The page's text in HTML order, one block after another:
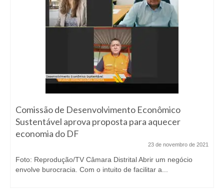
Comissão de Desenvolvimento Econômico
Sustentável aprova proposta para aquecer
economia do DF
23 de novembro de 2021
Foto: Reprodução/TV Câmara Distrital Abrir um negócio
envolve burocracia. Com o intuito de facilitar a...